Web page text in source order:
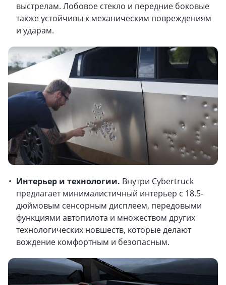
выстрелам. Лобовое стекло и передние боковые
также устойчивы к механическим повреждениям
и ударам.
Интерьер и технологии. Внутри Cybertruck
предлагает минималистичный интерьер с 18.5-
дюймовым сенсорным дисплеем, передовыми
функциями автопилота и множеством других
технологических новшеств, которые делают
вождение комфортным и безопасным.